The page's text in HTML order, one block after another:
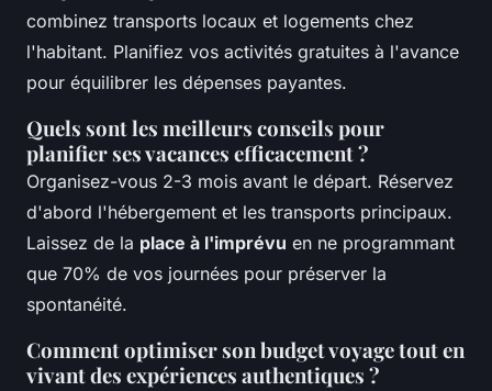
combinez transports locaux et logements chez
l'habitant. Planifiez vos activités gratuites à l'avance
pour équilibrer les dépenses payantes.
Quels sont les meilleurs conseils pour
planifier ses vacances efficacement ?
Organisez-vous 2-3 mois avant le départ. Réservez
d'abord l'hébergement et les transports principaux.
Laissez de la place à l'imprévu en ne programmant
que 70% de vos journées pour préserver la
spontanéité.
Comment optimiser son budget voyage tout en
vivant des expériences authentiques ?